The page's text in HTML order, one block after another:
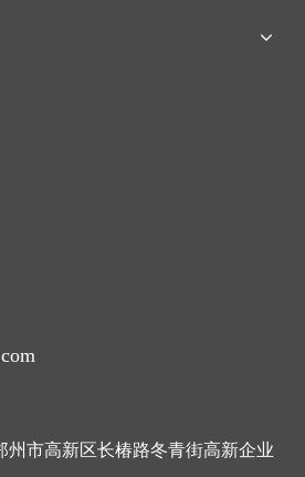
州市高新区长椿路冬青街高新企业